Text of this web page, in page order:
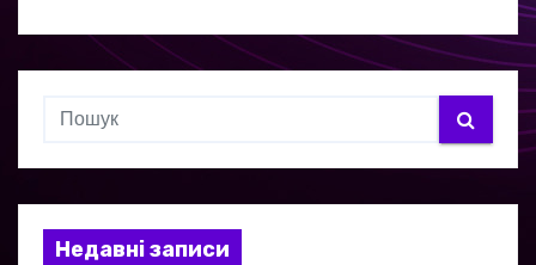
Недавні записи